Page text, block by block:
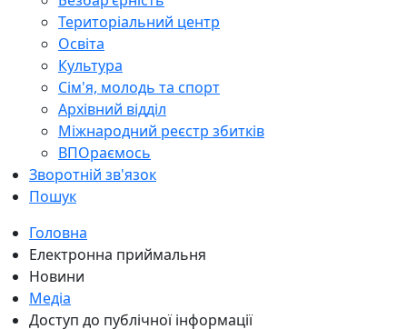
Територіальний центр
Освіта
Культура
Сім'я, молодь та спорт
Архівний відділ
Міжнародний реєстр збитків
ВПОраємось
Зворотній зв'язок
Пошук
Головна
Електронна приймальня
Новини
Медіа
Доступ до публічної інформації